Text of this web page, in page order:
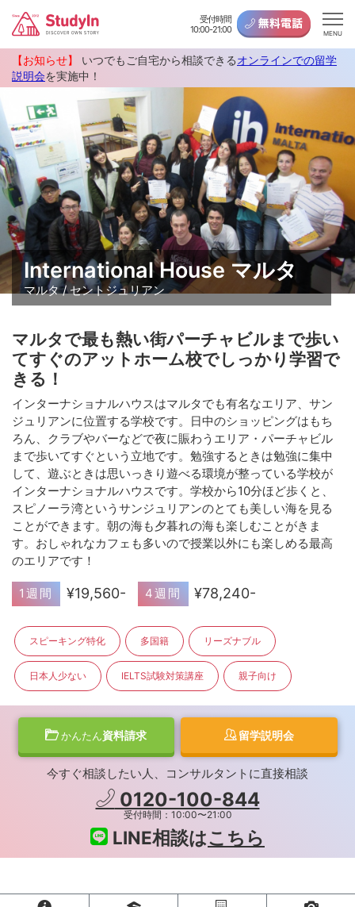
受付時間
10:00-21:00
MENU
【お知らせ】 いつでもご自宅から相談できるオンラインでの留学
説明会を実施中！
International House マルタ
マルタ / セントジュリアン
マルタで最も熱い街パーチャビルまで歩い
てすぐのアットホーム校でしっかり学習で
きる！
インターナショナルハウスはマルタでも有名なエリア、サン
ジュリアンに位置する学校です。日中のショッピングはもち
ろん、クラブやバーなどで夜に賑わうエリア・パーチャビル
まで歩いてすぐという立地です。勉強するときは勉強に集中
して、遊ぶときは思いっきり遊べる環境が整っている学校が
インターナショナルハウスです。学校から10分ほど歩くと、
スピノーラ湾というサンジュリアンのとても美しい海を見る
ことができます。朝の海も夕暮れの海も楽しむことがきま
す。おしゃれなカフェも多いので授業以外にも楽しめる最高
のエリアです！
1週間 ¥19,560- 4週間 ¥78,240-
スピーキング特化 多国籍 リーズナブル
日本人少ない IELTS試験対策講座 親子向け
かんたん資料請求 留学説明会
今すぐ相談したい人、コンサルタントに直接相談
0120-100-844
受付時間：10:00〜21:00
LINE相談はこちら